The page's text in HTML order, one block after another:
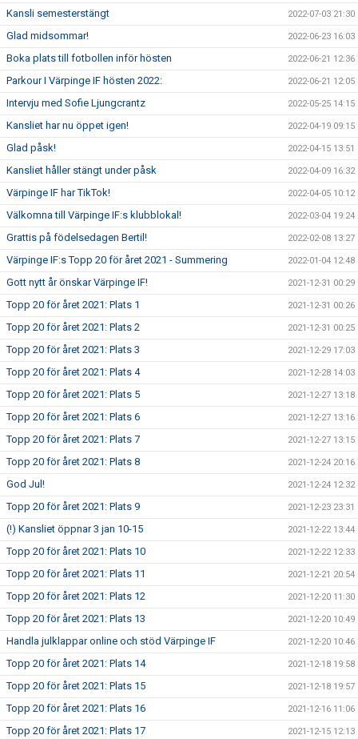
Kansli semesterstängt 2022-07-03 21:30
Glad midsommar! 2022-06-23 16:03
Boka plats till fotbollen inför hösten 2022-06-21 12:36
Parkour I Värpinge IF hösten 2022: 2022-06-21 12:05
Intervju med Sofie Ljungcrantz 2022-05-25 14:15
Kansliet har nu öppet igen! 2022-04-19 09:15
Glad påsk! 2022-04-15 13:51
Kansliet håller stängt under påsk 2022-04-09 16:32
Värpinge IF har TikTok! 2022-04-05 10:12
Välkomna till Värpinge IF:s klubblokal! 2022-03-04 19:24
Grattis på födelsedagen Bertil! 2022-02-08 13:27
Värpinge IF:s Topp 20 för året 2021 - Summering 2022-01-04 12:48
Gott nytt år önskar Värpinge IF! 2021-12-31 00:29
Topp 20 för året 2021: Plats 1 2021-12-31 00:26
Topp 20 för året 2021: Plats 2 2021-12-31 00:25
Topp 20 för året 2021: Plats 3 2021-12-29 17:03
Topp 20 för året 2021: Plats 4 2021-12-28 14:03
Topp 20 för året 2021: Plats 5 2021-12-27 13:18
Topp 20 för året 2021: Plats 6 2021-12-27 13:16
Topp 20 för året 2021: Plats 7 2021-12-27 13:15
Topp 20 för året 2021: Plats 8 2021-12-24 20:16
God Jul! 2021-12-24 12:32
Topp 20 för året 2021: Plats 9 2021-12-23 23:31
(!) Kansliet öppnar 3 jan 10-15 2021-12-22 13:44
Topp 20 för året 2021: Plats 10 2021-12-22 12:33
Topp 20 för året 2021: Plats 11 2021-12-21 20:54
Topp 20 för året 2021: Plats 12 2021-12-20 11:30
Topp 20 för året 2021: Plats 13 2021-12-20 10:49
Handla julklappar online och stöd Värpinge IF 2021-12-20 10:46
Topp 20 för året 2021: Plats 14 2021-12-18 19:58
Topp 20 för året 2021: Plats 15 2021-12-18 19:57
Topp 20 för året 2021: Plats 16 2021-12-16 11:06
Topp 20 för året 2021: Plats 17 2021-12-15 12:13